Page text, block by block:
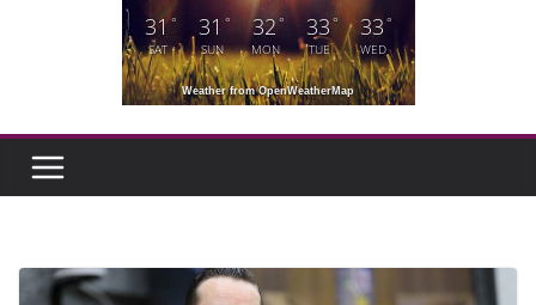
31°
SAT
31 °
SUN
32°
MON
33 °
TUE
33 °
WED
Weather from OpenWeatherMap